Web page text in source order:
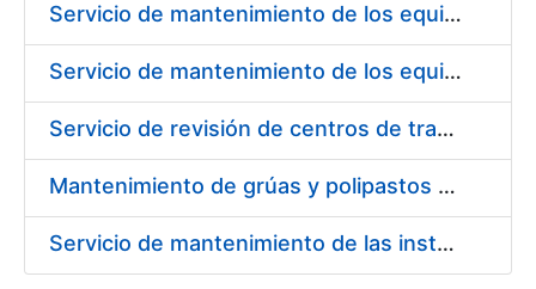
Servicio de mantenimiento de los equipos de transporte de cargas y elevación, existentes en las diferentes áreas de la Fábrica de Papel de Seguridad de Burgos
Servicio de mantenimiento de los equipos de climatización existentes en las diferentes áreas de la Fábrica de Papel de Seguridad de Burgos
Servicio de revisión de centros de transformación en Fábrica de Papel de Burgos
Mantenimiento de grúas y polipastos en Fábrica de Papel de Burgos
Servicio de mantenimiento de las instalaciones de calefacción y agua caliente de la caldera de oficina, caldera de aceite, conducto radiante y quemadores de transformados de la Fábrica de Papel de Seguridad de Burgos